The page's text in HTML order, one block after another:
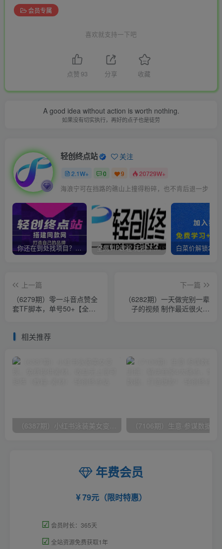
会员专属
喜欢就支持一下吧
点赞 93 分享 收藏
A good idea without action is worth nothing.
如果没有切实执行，再好的点子也是徒劳
轻创终点站 关注
2.1W+ 0 9 20729W+
海浪宁可在挡路的礁山上撞得粉碎，也不肯后退一步
你还在到处找项目？还在当韭菜？我靠卖项目一个月收入5万+，曾经我也是个失败者。 全网VIP课程 无损下载~
上一篇
（6279期）零一斗音点赞全
套TF脚本，单号50+【全自
下一篇
（6282期）一天做完别一辈
子的视频 制作最近很火的
相关推荐
（6387期）小红书泳装美女变现，免费提供素材，收益无上限可矩阵（教程+素材）
年费会员
79元（限时特惠）
☑ 会员时长：365天
☑ 全站资源免费获取1年